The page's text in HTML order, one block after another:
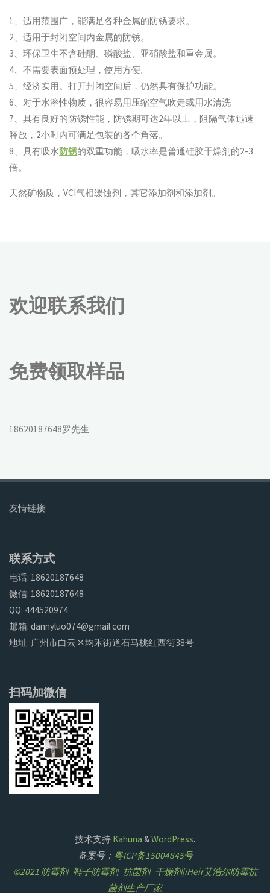
1、适用范围广，能满足各种金属的防锈要求。
2、适用于封闭空间内金属的防锈。
3、环保卫生不含硅酮、磷酸盐、亚硝酸盐和重金属。
4、不需要表面预处理，使用方便。
5、经济实用。打开封闭空间后，仍然具有保护功能。
6、对于水溶性物质，很容易用压缩空气吹走或用水清洗
7、具有良好的防锈性能，防锈期可达2年以上，阻隔气体迅速
释放，2小时内可满足包装的各个角落。
8、具有吸水防锈的双重功能，吸水率是普通硅胶干燥剂的2-3
倍。
天然矿物质，VCI气相缓蚀剂，其它添加剂和添加剂。
欢迎联系我们
免费领取样品
18620187648罗先生
友情链接:
联系方式
电话: 18620187648
微信: 18620187648
QQ: 444520974
邮箱: dannyluo074@gmail.com
地址: 广州市白云区均禾街道石马桃红西街38号
扫码加微信
技术支持 Kahuna &WordPress.
备案号： 粤ICP备15004845号
©2021 防霉剂_鞋子防霉剂_抗菌剂_干燥剂|iHeir艾浩尔防霉抗
菌剂生产厂家